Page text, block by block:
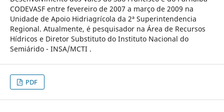
CODEVASF entre fevereiro de 2007 a março de 2009 na
Unidade de Apoio Hidriagrícola da 2ª Superintendencia
Regional. Atualmente, é pesquisador na Área de Recursos
Hídricos e Diretor Substituto do Instituto Nacional do
Semiárido - INSA/MCTI .
PDF